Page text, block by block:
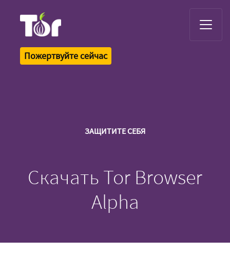
Пожертвуйте сейчас
ЗАЩИТИТЕ СЕБЯ
Скачать Tor Browser
Alpha